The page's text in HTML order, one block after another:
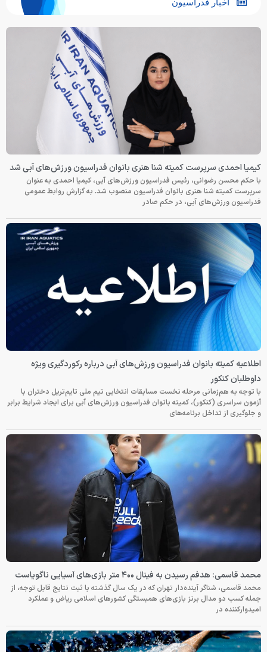
اخبار فدراسیون
کیمیا احمدی سرپرست کمیته شنا هنری بانوان فدراسیون ورزش‌های آبی شد
با حکم محسن رضوانی، رئیس فدراسیون ورزش‌های آبی، کیمیا احمدی به عنوان
سرپرست کمیته شنا هنری بانوان فدراسیون منصوب شد. به گزارش روابط عمومی
فدراسیون ورزش‌های آبی، در حکم صادر
اطلاعیه کمیته بانوان فدراسیون ورزش‌های آبی درباره رکوردگیری ویژه
داوطلبان کنکور
با توجه به هم‌زمانی مرحله نخست مسابقات انتخابی تیم ملی تایم‌تریل دختران با
آزمون سراسری (کنکور)، کمیته بانوان فدراسیون ورزش‌های آبی برای ایجاد شرایط برابر
و جلوگیری از تداخل برنامه‌های
محمد قاسمی: هدفم رسیدن به فینال ۴۰۰ متر بازی‌های آسیایی ناگویاست
محمد قاسمی، شناگر آینده‌دار تهران که در یک سال گذشته با ثبت نتایج قابل توجه، از
جمله کسب دو مدال برنز بازی‌های همبستگی کشورهای اسلامی ریاض و عملکرد
امیدوارکننده در